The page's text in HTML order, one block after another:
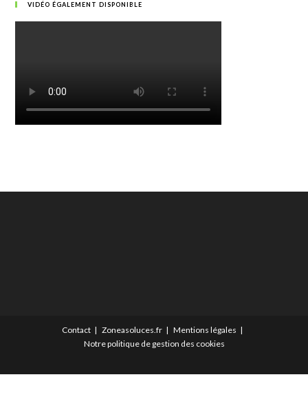
VIDÉO ÉGALEMENT DISPONIBLE
Contact Zoneasoluces.fr
Mentions légales
Notre politique de gestion des cookies